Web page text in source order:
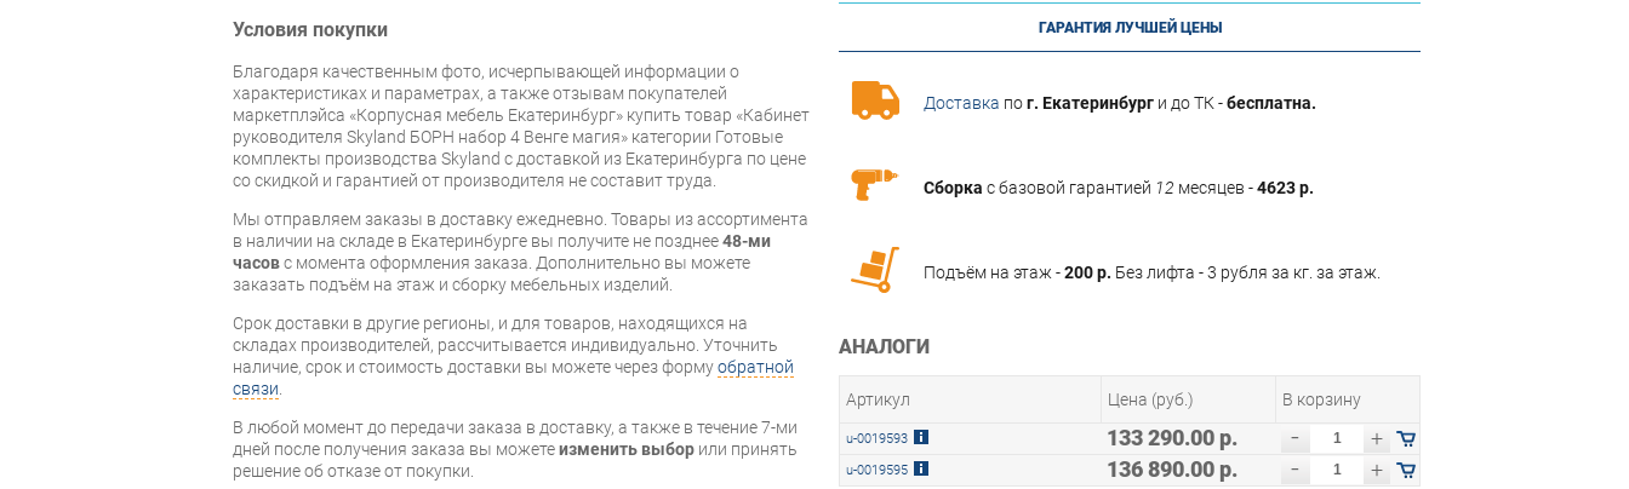
ГАРАНТИЯ ЛУЧШЕЙ ЦЕНЫ
Доставка пог. Екатеринбург и до ТК -бесплатна.
Сборка с базовой гарантией 12 месяцев -4623 р.
Подъём на этаж -200 р. Без лифта - 3 рубля за кг. за этаж.
АНАЛОГИ
Артикул Цена (руб.) В корзину
u-0019593 133 290.00 р. - +
u-0019595 136 890.00 р. - +
Условия покупки
Благодаря качественным фото, исчерпывающей информации о
характеристиках и параметрах, а также отзывам покупателей
маркетплэйса «Корпусная мебель Екатеринбург» купить товар «Кабинет
руководителя Skyland БОРН набор 4 Венге магия» категории Готовые
комплекты производства Skyland с доставкой из Екатеринбурга по цене
со скидкой и гарантией от производителя не составит труда.
Мы отправляем заказы в доставку ежедневно. Товары из ассортимента
в наличии на складе в Екатеринбурге вы получите не позднее48-ми
часовс момента оформления заказа. Дополнительно вы можете
заказать подъём на этаж и сборку мебельных изделий.
Срок доставки в другие регионы, и для товаров, находящихся на
складах производителей, рассчитывается индивидуально. Уточнить
наличие, срок и стоимость доставки вы можете через формуобратной
связи.
В любой момент до передачи заказа в доставку, а также в течение 7-ми
дней после получения заказа вы можетеизменить выбор или принять
решение об отказе от покупки.